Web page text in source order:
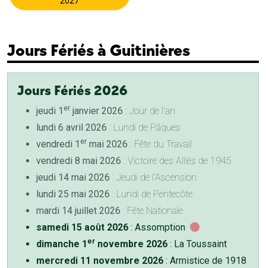
Jours Fériés à Guitinières
Jours Fériés 2026
jeudi 1 er janvier 2026 : Jour de l'an
lundi 6 avril 2026 : Lundi de Pâques
vendredi 1 er mai 2026 : Fête du Travail
vendredi 8 mai 2026 : Victoire des Alliés de 1945
jeudi 14 mai 2026 : Jeudi de l'Ascension
lundi 25 mai 2026 : Lundi de Pentecôte
mardi 14 juillet 2026 : Fête Nationale
samedi 15 août 2026 : Assomption
dimanche 1 er novembre 2026 : La Toussaint
mercredi 11 novembre 2026 : Armistice de 1918